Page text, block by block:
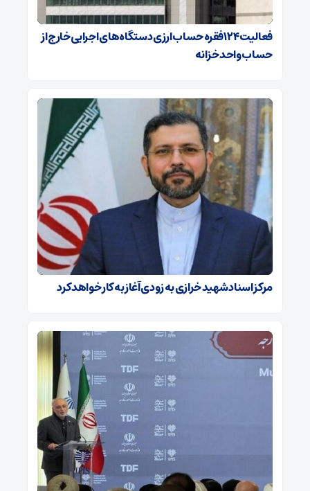
فعالیت ۱۲۴ فقره حساب ارزی دستگاه‌های اجرایی خارج از
حساب واحد خزانه
مرکز اسناد شهید خرازی به زودی آغاز به کار خواهد کرد